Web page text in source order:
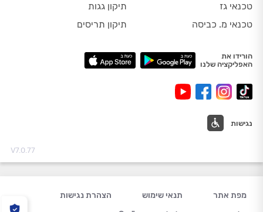
טכנאי גז
טכנאי מ. כביסה
תיקון גגות
תיקון תריסים
הורידו את
האפליקציה שלנו
נגישות
V7.0.77
מפת אתר תנאי שימוש
הצהרת נגישות